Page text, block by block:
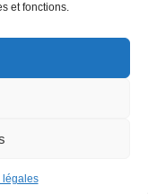
et fonctions.
légales